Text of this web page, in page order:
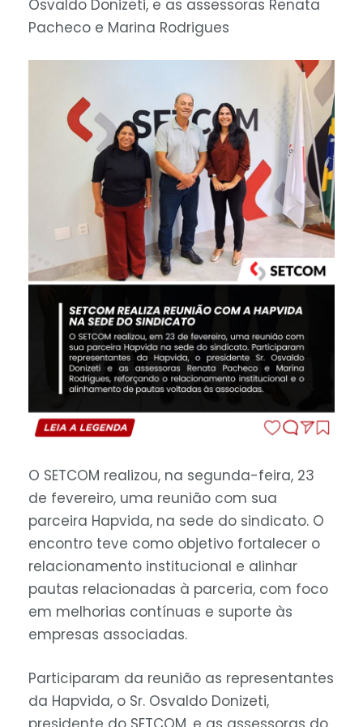
Osvaldo Donizeti, e as assessoras Renata
Pacheco e Marina Rodrigues
O SETCOM realizou, na segunda-feira, 23
de fevereiro, uma reunião com sua
parceira Hapvida, na sede do sindicato. O
encontro teve como objetivo fortalecer o
relacionamento institucional e alinhar
pautas relacionadas à parceria, com foco
em melhorias contínuas e suporte às
empresas associadas.
Participaram da reunião as representantes
da Hapvida, o Sr. Osvaldo Donizeti,